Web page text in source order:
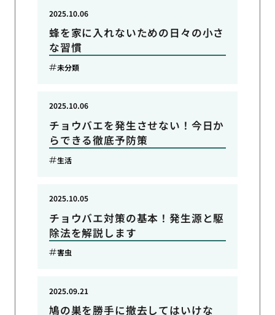
蜂を家に入れないための日々の小さ
な習慣
2025.10.06
未分類
チョウバエを発生させない！今日か
らできる徹底予防策
2025.10.06
生活
チョウバエ対策の基本！発生源と駆
除法を解説します
2025.10.05
害虫
鳩の巣を勝手に撤去してはいけな
2025.09.21